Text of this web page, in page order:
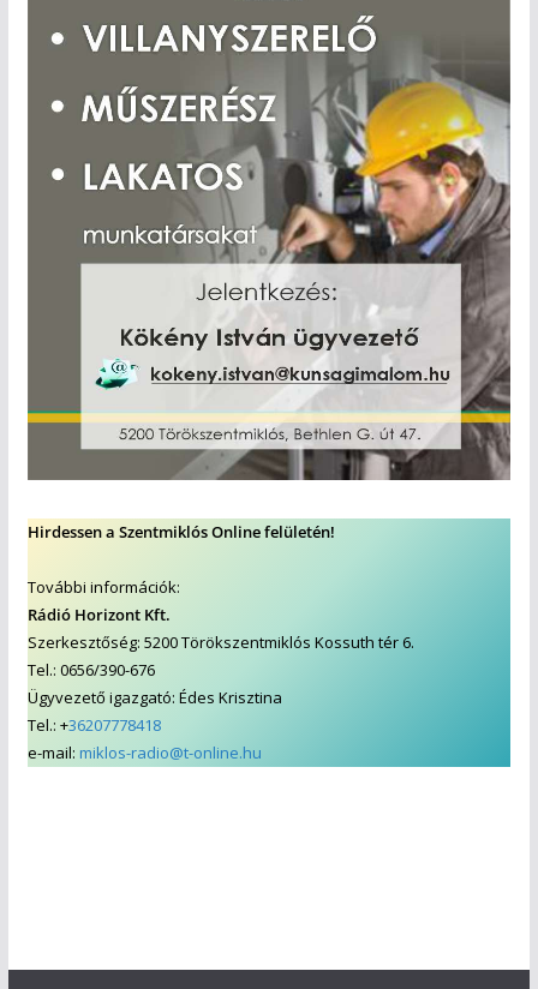
Hirdessen a Szentmiklós Online felületén!
További információk:
Rádió Horizont Kft.
Szerkesztőség: 5200 Törökszentmiklós Kossuth tér 6.
Tel.: 0656/390-676
Ügyvezető igazgató: Édes Krisztina
Tel.: +36207778418
e-mail: miklos-radio@t-online.hu